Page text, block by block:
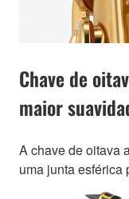
Chave de
maior
A chave de oitava
uma junta esférica